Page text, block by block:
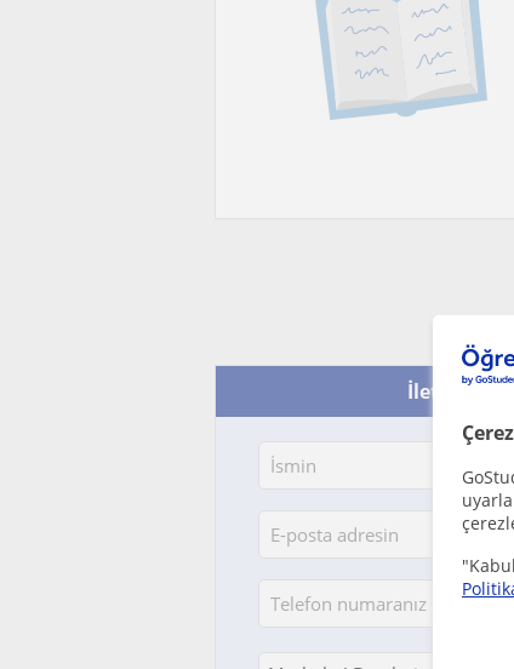
İletişime